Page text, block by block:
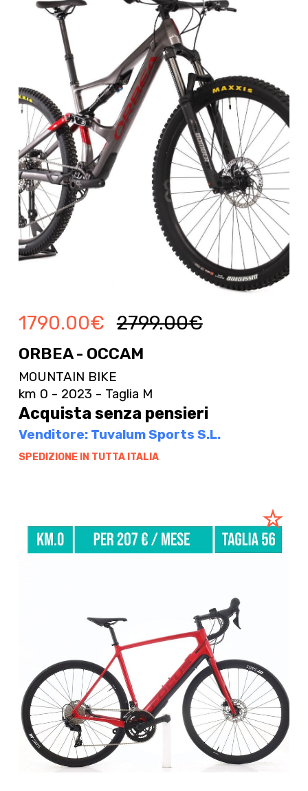
1790.00€ 2799.00€
ORBEA - OCCAM
MOUNTAIN BIKE
km 0 - 2023 - Taglia M
Acquista senza pensieri
Venditore: Tuvalum Sports S.L.
SPEDIZIONE IN TUTTA ITALIA